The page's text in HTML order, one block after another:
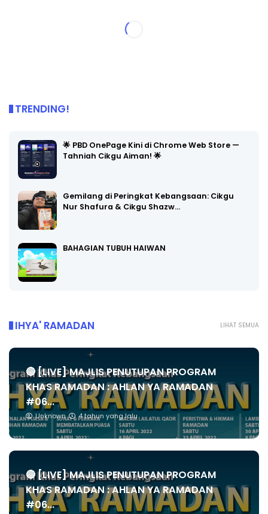
TRENDING!
🌟 PBD OnePage Kini di Chrome Web Store —
Tahniah Cikgu Aiman! 🌟
Gemilang di Peringkat Kebangsaan: Cikgu
Nur Shafura & Cikgu Shazw…
BAHAGIAN TUBUH HAIWAN
LIHAT SEMUA
IHYA' RAMADAN
🔴 [LIVE] MAJLIS PENUTUPAN PROGRAM
KHAS RAMADAN : AHLAN YA RAMADAN
#06...
Unknown 4 tahun yang lalu
🔴 [LIVE] MAJLIS PENUTUPAN PROGRAM
KHAS RAMADAN : AHLAN YA RAMADAN
#06...